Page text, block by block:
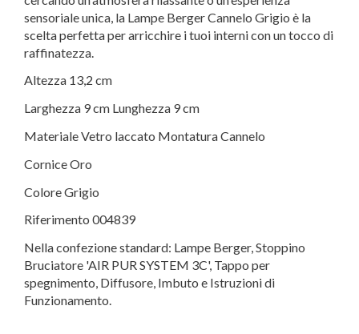
sensoriale unica, la Lampe Berger Cannelo Grigio è la
scelta perfetta per arricchire i tuoi interni con un tocco di
raffinatezza.
Altezza 13,2 cm
Larghezza 9 cm Lunghezza 9 cm
Materiale Vetro laccato Montatura Cannelo
Cornice Oro
Colore Grigio
Riferimento 004839
Nella confezione standard: Lampe Berger, Stoppino
Bruciatore 'AIR PUR SYSTEM 3C', Tappo per
spegnimento, Diffusore, Imbuto e Istruzioni di
Funzionamento.